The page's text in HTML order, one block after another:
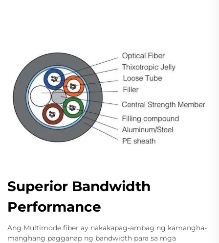
Superior Bandwidth
Performance
Ang Multimode fiber ay nakakapag-ambag ng kamangha-
manghang pagganap ng bandwidth para sa mga